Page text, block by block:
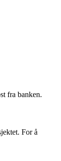
fra banken.
For å